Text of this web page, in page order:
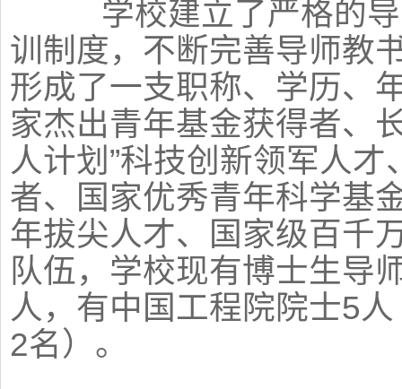
学校建立了严格的导
训制度，不断完善导师教
形成了一支职称、学历、
家杰出青年基金获得者、
人计划”科技创新领军人
者、国家优秀青年科学基
年拔尖人才、国家级百千
队伍，学校现有博士生导
人，有中国工程院院士5
2名）。